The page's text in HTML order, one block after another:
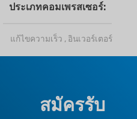
ประเภทคอมเพรสเซอร์
แก้ไขความเร็ว , อินเวอร์เตอร์
R410a
สมัครรับ